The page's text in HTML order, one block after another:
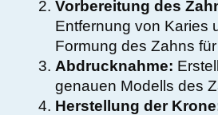
Vorbereitung des
Entfernung von Karies
Formung des Zahns
Abdrucknahme:
genauen Modells des
Herstellung der